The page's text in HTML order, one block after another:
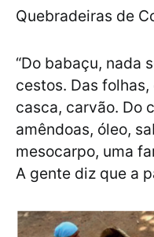
Quebradeiras de
“Do babaçu, nada
cestos. Das
casca, carvão. Do
amêndoas, óleo,
mesocarpo, uma
A gente diz que a